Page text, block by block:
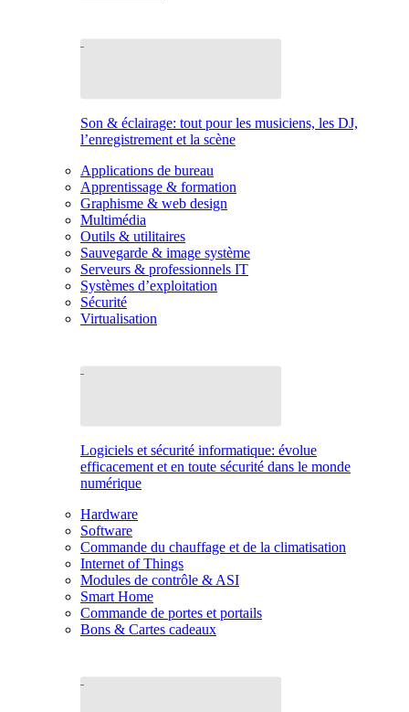
Son & éclairage: tout pour les musiciens, les DJ,
l’enregistrement et la scène
Applications de bureau
Apprentissage & formation
Graphisme & web design
Multimédia
Outils & utilitaires
Sauvegarde & image système
Serveurs & professionnels IT
Systèmes d’exploitation
Sécurité
Virtualisation
Logiciels et sécurité informatique: évolue
efficacement et en toute sécurité dans le monde
numérique
Hardware
Software
Commande du chauffage et de la climatisation
Internet of Things
Modules de contrôle & ASI
Smart Home
Commande de portes et portails
Bons & Cartes cadeaux